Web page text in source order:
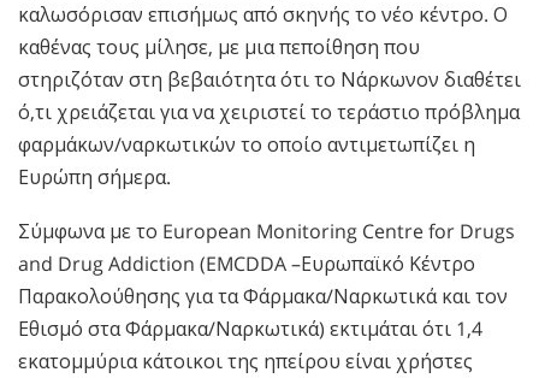
καλωσόρισαν επισήμως από σκηνής το νέο κέντρο. Ο
καθένας τους μίλησε, με μια πεποίθηση που
στηριζόταν στη βεβαιότητα ότι το Νάρκωνον διαθέτει
ό,τι χρειάζεται για να χειριστεί το τεράστιο πρόβλημα
φαρμάκων/ναρκωτικών το οποίο αντιμετωπίζει η
Ευρώπη σήμερα.
Σύμφωνα με το European Monitoring Centre for Drugs
and Drug Addiction (EMCDDA –Ευρωπαϊκό Κέντρο
Παρακολούθησης για τα Φάρμακα/Ναρκωτικά και τον
Εθισμό στα Φάρμακα/Ναρκωτικά) εκτιμάται ότι 1,4
εκατομμύρια κάτοικοι της ηπείρου είναι χρήστες